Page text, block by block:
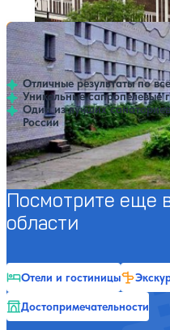
Санаторий
4.134 отзыва
Сольвычегодск
Отличные результаты по
Уникальные сапропелевые
Один из лучших
России
Профилей лечения:9 SPA
Нет цен илиВыбрать
Посмотрите еще
области
Отели и гостиницы
Достопримечательности